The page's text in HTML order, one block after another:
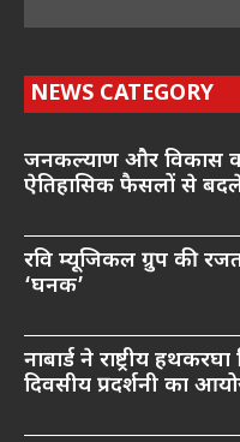
NEWS CATEGORY
जनकल्याण और विकास
ऐतिहासिक फैसलों से
रवि म्यूजिकल ग्रुप की
‘घनक’
नाबार्ड ने राष्ट्रीय
दिवसीय प्रदर्शनी का